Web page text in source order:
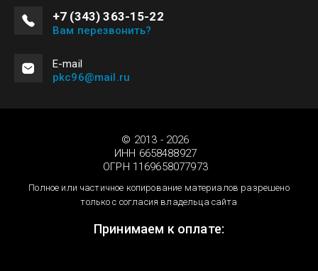
+7 (343) 363-15-22
Вам перезвонить?
Е-mail
pkc96@mail.ru
© 2013 - 2026
ИНН 6658488927
ОГРН 1169658077973
Полное или частичное копирование материалов разрешено
только с согласия владельца сайта
Принимаем к оплате: